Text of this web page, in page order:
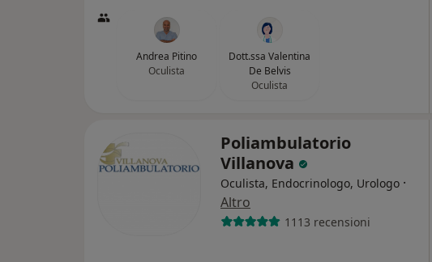
Andrea Pitino
Oculista
Dott.ssa Valentina
De Belvis
Oculista
Poliambulatorio
Villanova
Oculista, Endocrinologo, Urologo ·
Altro
1113 recensioni